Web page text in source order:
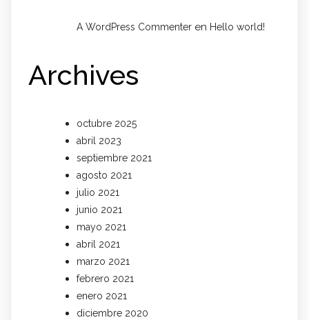
A WordPress Commenter en Hello world!
Archives
octubre 2025
abril 2023
septiembre 2021
agosto 2021
julio 2021
junio 2021
mayo 2021
abril 2021
marzo 2021
febrero 2021
enero 2021
diciembre 2020